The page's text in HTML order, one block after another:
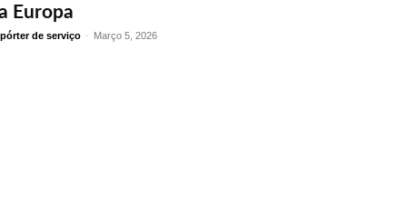
Europa
de serviço - Março 5, 2026